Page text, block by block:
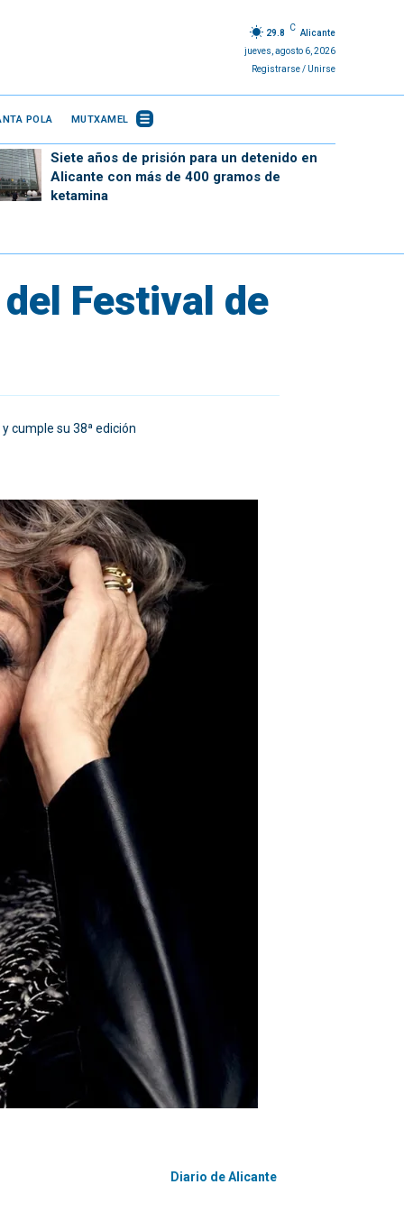
29.8
C
Alicante
jueves, agosto 6, 2026
Registrarse / Unirse
POLA MUTXAMEL
Siete años de prisión para un detenido en
Alicante con más de 400 gramos de
ketamina
Festival de
cumple su 38ª edición
Diario de Alicante